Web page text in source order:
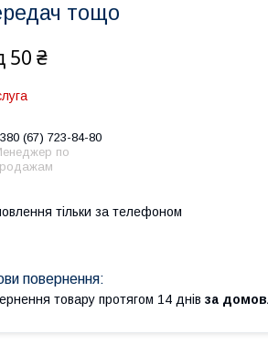
тощо
50 ₴
(67) 723-84-80
по
тільки за телефоном
товару протягом 14 днів за